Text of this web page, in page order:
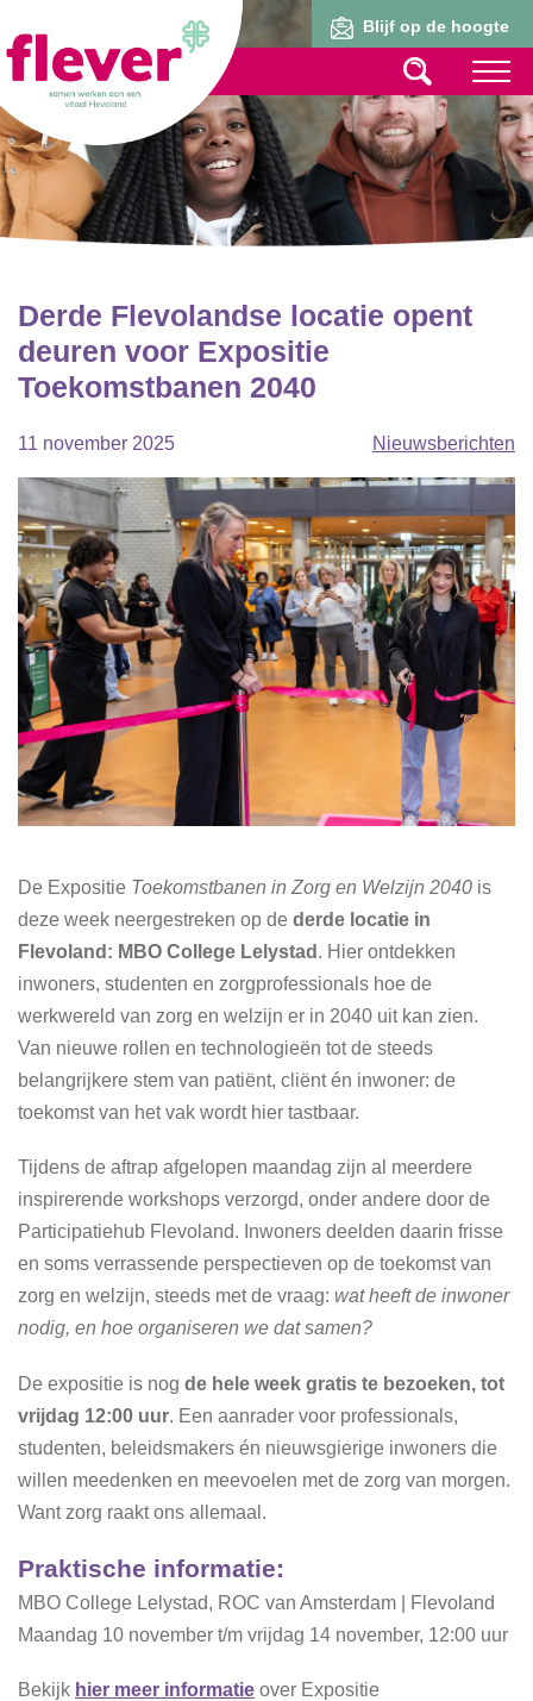
Blijf op de hoogte
Derde Flevolandse locatie opent
deuren voor Expositie
Toekomstbanen 2040
11 november 2025 Nieuwsberichten
De Expositie Toekomstbanen in Zorg en Welzijn 2040 is
deze week neergestreken op de derde locatie in
Flevoland: MBO College Lelystad . Hier ontdekken
inwoners, studenten en zorgprofessionals hoe de
werkwereld van zorg en welzijn er in 2040 uit kan zien.
Van nieuwe rollen en technologieën tot de steeds
belangrijkere stem van patiënt, cliënt én inwoner: de
toekomst van het vak wordt hier tastbaar.
Tijdens de aftrap afgelopen maandag zijn al meerdere
inspirerende workshops verzorgd, onder andere door de
Participatiehub Flevoland. Inwoners deelden daarin frisse
en soms verrassende perspectieven op de toekomst van
zorg en welzijn, steeds met de vraag: wat heeft de inwoner
nodig, en hoe organiseren we dat samen?
De expositie is nog de hele week gratis te bezoeken, tot
vrijdag 12:00 uur. Een aanrader voor professionals,
studenten, beleidsmakers én nieuwsgierige inwoners die
willen meedenken en meevoelen met de zorg van morgen.
Want zorg raakt ons allemaal.
Praktische informatie:
MBO College Lelystad, ROC van Amsterdam | Flevoland
Maandag 10 november t/m vrijdag 14 november, 12:00 uur
Bekijk hier meer informatie over Expositie